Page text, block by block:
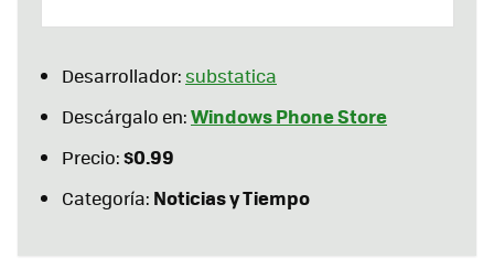
Desarrollador: substatica
Descárgalo en:Windows Phone Store
Precio:$0.99
Categoría: Noticias y Tiempo